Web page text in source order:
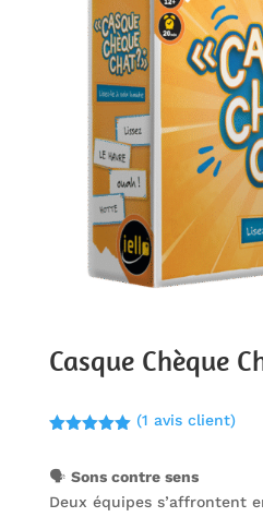
Casque Chèque
basé sur
client
(1 avis client)
🗣️ Sons contre sens
Deux équipes s’affrontent